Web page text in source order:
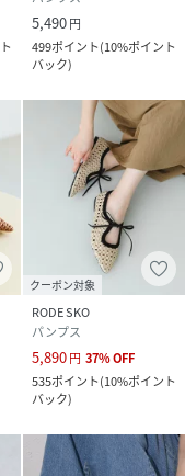
RV8221
5,490円
499ポイント(10%ポイント
バック)
クーポン対象
RODE SKO
パンプス
5,890円 37%OFF
535ポイント(10%ポイント
バック)